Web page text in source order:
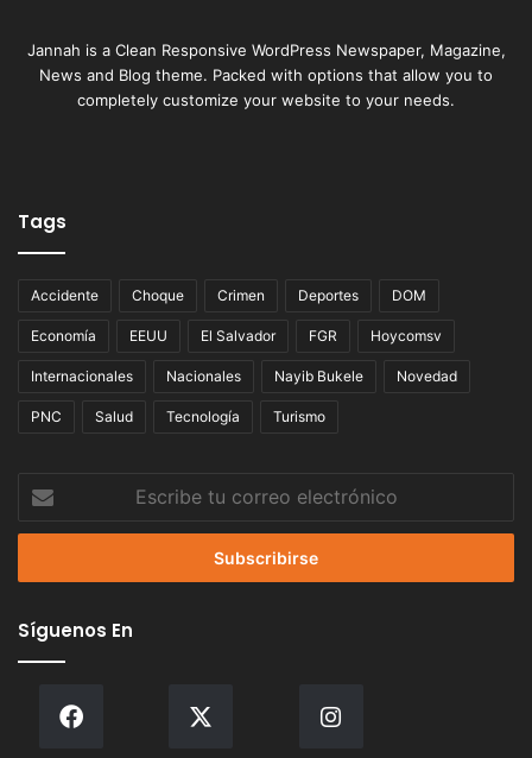
Jannah is a Clean Responsive WordPress Newspaper, Magazine,
News and Blog theme. Packed with options that allow you to
completely customize your website to your needs.
Tags
Accidente Choque Crimen Deportes DOM
Economía EEUU El Salvador FGR Hoycomsv
Internacionales Nacionales Nayib Bukele Novedad
PNC Salud Tecnología Turismo
correo
Síguenos En